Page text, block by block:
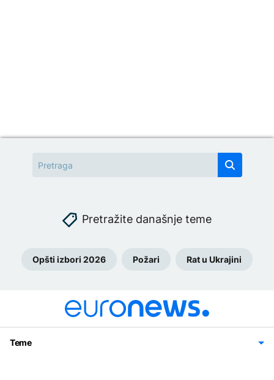
Pretražite današnje teme
Opšti izbori 2026 Požari Rat u Ukrajini
Teme